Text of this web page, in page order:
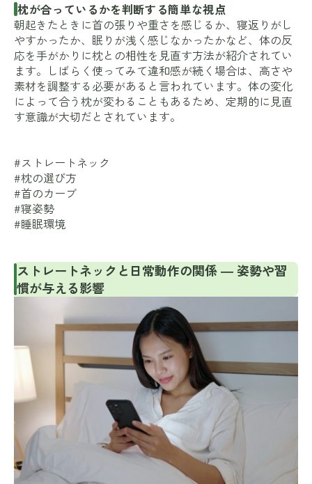
枕が合っているかを判断する簡単な視点
朝起きたときに首の張りや重さを感じるか、寝返りがし
やすかったか、眠りが浅く感じなかったかなど、体の反
応を手がかりに枕との相性を見直す方法が紹介されてい
ます。しばらく使ってみて違和感が続く場合は、高さや
素材を調整する必要があると言われています。体の変化
によって合う枕が変わることもあるため、定期的に見直
す意識が大切だとされています。
#ストレートネック
#枕の選び方
#首のカーブ
#寝姿勢
#睡眠環境
ストレートネックと日常動作の関係 ― 姿勢や習
慣が与える影響